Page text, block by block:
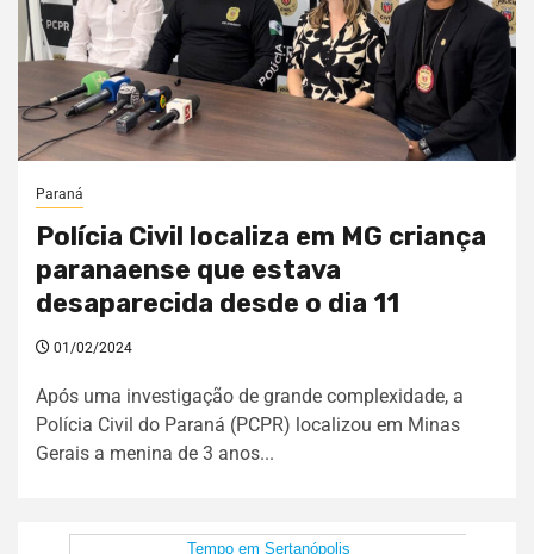
Paraná
Polícia Civil localiza em MG criança
paranaense que estava
desaparecida desde o dia 11
01/02/2024
Após uma investigação de grande complexidade, a
Polícia Civil do Paraná (PCPR) localizou em Minas
Gerais a menina de 3 anos...